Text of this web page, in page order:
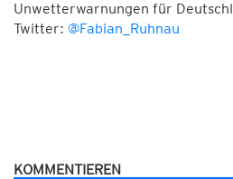
Unwetterwarnungen für
Twitter: @Fabian_Ruhnau
KOMMENTIEREN